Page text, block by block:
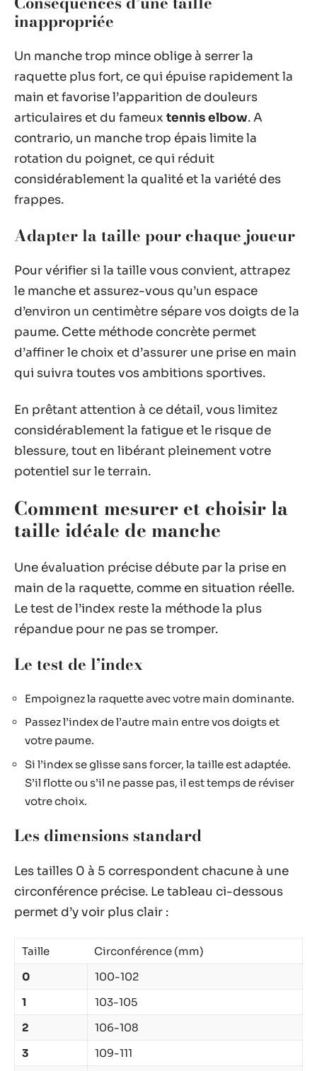
inappropriée
Un manche trop mince oblige à serrer la
raquette plus fort, ce qui épuise rapidement la
main et favorise l’apparition de douleurs
articulaires et du fameux tennis elbow. A
contrario, un manche trop épais limite la
rotation du poignet, ce qui réduit
considérablement la qualité et la variété des
frappes.
Adapter la taille pour chaque joueur
Pour vérifier si la taille vous convient, attrapez
le manche et assurez-vous qu’un espace
d’environ un centimètre sépare vos doigts de la
paume. Cette méthode concrète permet
d’affiner le choix et d’assurer une prise en main
qui suivra toutes vos ambitions sportives.
En prêtant attention à ce détail, vous limitez
considérablement la fatigue et le risque de
blessure, tout en libérant pleinement votre
potentiel sur le terrain.
Comment mesurer et choisir la
taille idéale de manche
Une évaluation précise débute par la prise en
main de la raquette, comme en situation réelle.
Le test de l’index reste la méthode la plus
répandue pour ne pas se tromper.
Le test de l’index
Empoignez la raquette avec votre main dominante.
Passez l’index de l’autre main entre vos doigts et
votre paume.
Si l’index se glisse sans forcer, la taille est adaptée.
S’il flotte ou s’il ne passe pas, il est temps de réviser
votre choix.
Les dimensions standard
Les tailles 0 à 5 correspondent chacune à une
circonférence précise. Le tableau ci-dessous
permet d’y voir plus clair :
Taille
Circonférence (mm)
0
100-102
1
103-105
2
106-108
3
109-111